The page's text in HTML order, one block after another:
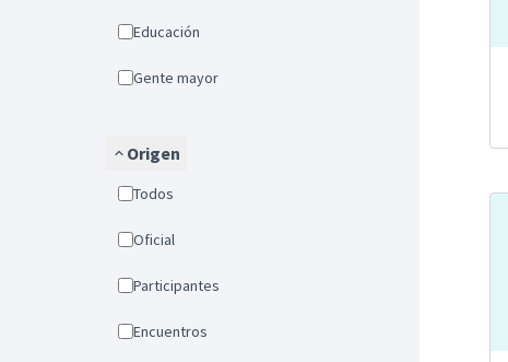
Educación
Gente mayor
Origen
Todos
Oficial
Participantes
Encuentros